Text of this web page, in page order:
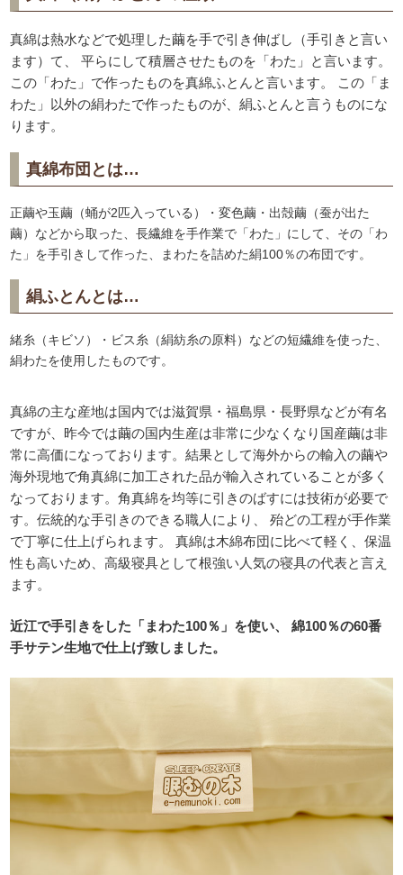
真綿は熱水などで処理した繭を手で引き伸ばし（手引きと言い
ます）て、 平らにして積層させたものを「わた」と言います。
この「わた」で作ったものを真綿ふとんと言います。 この「ま
わた」以外の絹わたで作ったものが、絹ふとんと言うものにな
ります。
真綿布団とは…
正繭や玉繭（蛹が2匹入っている）・変色繭・出殻繭（蚕が出た
繭）などから取った、長繊維を手作業で「わた」にして、その「わ
た」を手引きして作った、まわたを詰めた絹100％の布団です。
絹ふとんとは…
緒糸（キビソ）・ビス糸（絹紡糸の原料）などの短繊維を使った、
絹わたを使用したものです。
真綿の主な産地は国内では滋賀県・福島県・長野県などが有名
ですが、昨今では繭の国内生産は非常に少なくなり国産繭は非
常に高価になっております。結果として海外からの輸入の繭や
海外現地で角真綿に加工された品が輸入されていることが多く
なっております。角真綿を均等に引きのばすには技術が必要で
す。伝統的な手引きのできる職人により、 殆どの工程が手作業
で丁寧に仕上げられます。 真綿は木綿布団に比べて軽く、保温
性も高いため、高級寝具として根強い人気の寝具の代表と言え
ます。
近江で手引きをした「まわた100％」を使い、 綿100％の60番
手サテン生地で仕上げ致しました。